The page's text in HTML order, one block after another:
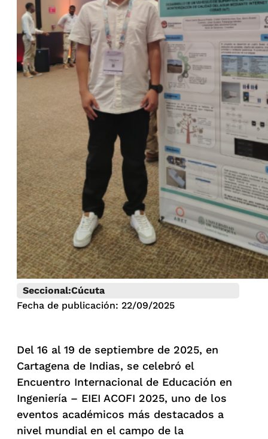
Seccional:Cúcuta
Fecha de publicación: 22/09/2025
Del 16 al 19 de septiembre de 2025, en
Cartagena de Indias, se celebró el
Encuentro Internacional de Educación en
Ingeniería – EIEI ACOFI 2025, uno de los
eventos académicos más destacados a
nivel mundial en el campo de la